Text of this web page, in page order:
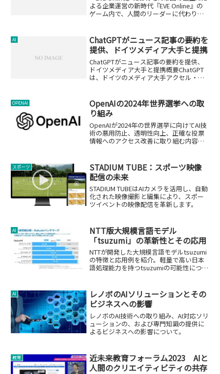
よる企業運営の新時代『EVE Online』の
ゲーム内で、人間のリーダーに代わり
ました。この動き...
AI
ChatGPTがニュース記事の要約を
提供、ドイツメディア大手と提携
ChatGPTがニュース記事の要約を提供、
ドイツメディア大手と提携概要ChatGPT
は、ドイツのメディア大手アクセル・シ
ニュース記事の要約を提供することにな
りました。こ...
OPENAI
OpenAIの2024年世界選挙への取
り組み
OpenAIが2024年の世界選挙に向けてAI技
術の悪用防止、透明性向上、正確な投票
情報へのアクセス改善に取り組む内容を
スポーツ
STADIUM TUBE：スポーツ映像
配信の未来
STADIUM TUBEはAIカメラを活用し、自動
化された映像撮影と編集により、スポー
ツイベントの映像配信を革新します。
AI
NTT版大規模言語モデル
「tsuzumi」の革新性とその応用
NTTが開発した大規模言語モデルtsuzumi
の特徴と応用例を紹介。軽量で高い日本
語処理能力を持つtsuzumiの可能性につい
AI
レノボのAIソリューションとその
ビジネスへの影響
レノボのAI技術への取り組み、AI対応ソリ
ューションの、および専門知識の提供に
よるビジネスへの影響について。
教育
近未来教育フォーラム2023 AIと
人間のクリエイティビティの共存